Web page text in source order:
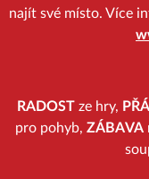
najít své místo. Více
RADOSTze hry,
pro pohyb, ZÁBAVA